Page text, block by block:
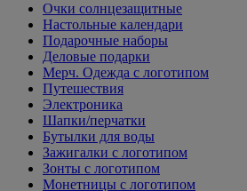
Очки солнцезащитные
Настольные календари
Подарочные наборы
Деловые подарки
Мерч. Одежда с логотипом
Путешествия
Электроника
Шапки/перчатки
Бутылки для воды
Зажигалки с логотипом
Зонты с логотипом
Монетницы с логотипом